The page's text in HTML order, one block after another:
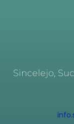
Sincelejo,